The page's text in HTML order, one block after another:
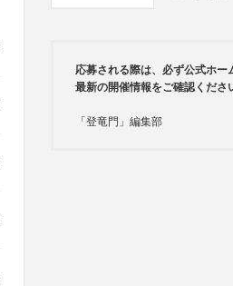
応募される際は、必ず公式ホー
最新の開催情報をご確認くださ
「登竜門」編集部